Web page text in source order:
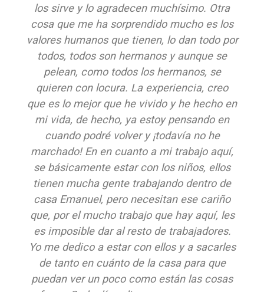
los sirve y lo agradecen muchísimo. Otra
cosa que me ha sorprendido mucho es los
valores humanos que tienen, lo dan todo por
todos, todos son hermanos y aunque se
pelean, como todos los hermanos, se
quieren con locura. La experiencia, creo
que es lo mejor que he vivido y he hecho en
mi vida, de hecho, ya estoy pensando en
cuando podré volver y ¡todavía no he
marchado! En en cuanto a mi trabajo aquí,
se básicamente estar con los niños, ellos
tienen mucha gente trabajando dentro de
casa Emanuel, pero necesitan ese cariño
que, por el mucho trabajo que hay aquí, les
es imposible dar al resto de trabajadores.
Yo me dedico a estar con ellos y a sacarles
de tanto en cuánto de la casa para que
puedan ver un poco como están las cosas